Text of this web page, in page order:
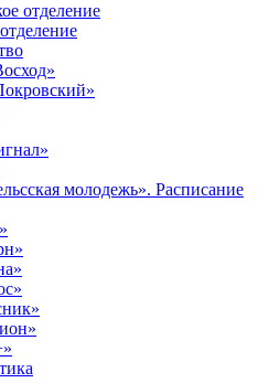
отделение
молодежь». Расписание